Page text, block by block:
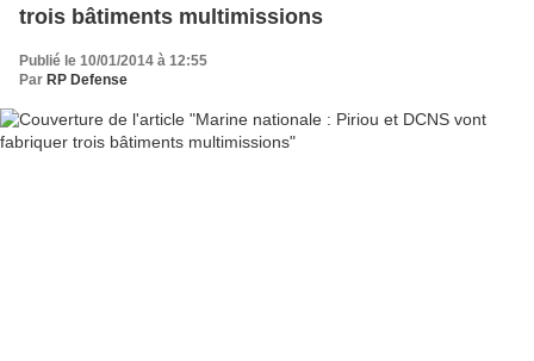
trois bâtiments multimissions
Publié le 10/01/2014 à 12:55
Par RP Defense